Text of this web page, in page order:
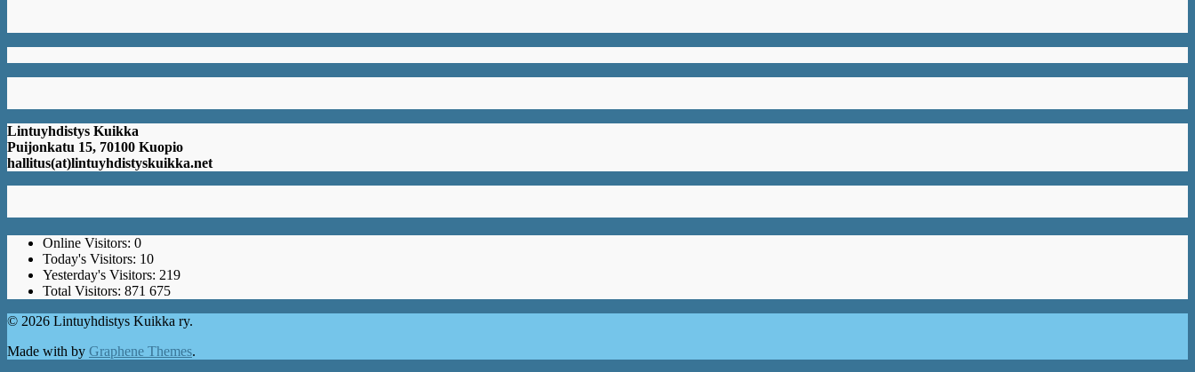
Lintuyhdistys Kuikka
Puijonkatu 15, 70100 Kuopio
hallitus(at)lintuyhdistyskuikka.net
Online Visitors: 0
Today's Visitors: 10
Yesterday's Visitors: 219
Total Visitors: 871 675
© 2026 Lintuyhdistys Kuikka ry.
Made with by Graphene Themes.